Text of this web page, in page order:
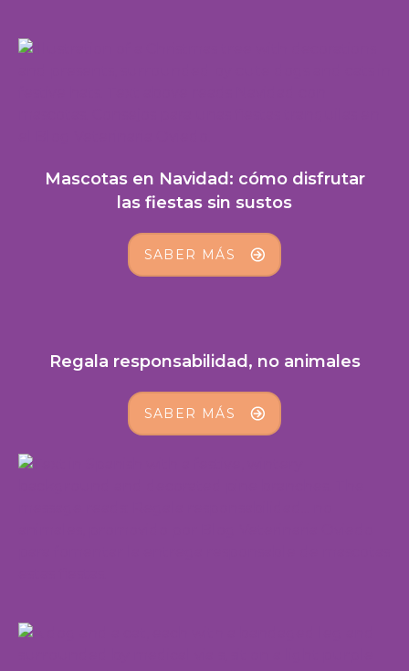
Mascotas en Navidad: cómo disfrutar
las fiestas sin sustos
SABER MÁS
Regala responsabilidad, no animales
SABER MÁS